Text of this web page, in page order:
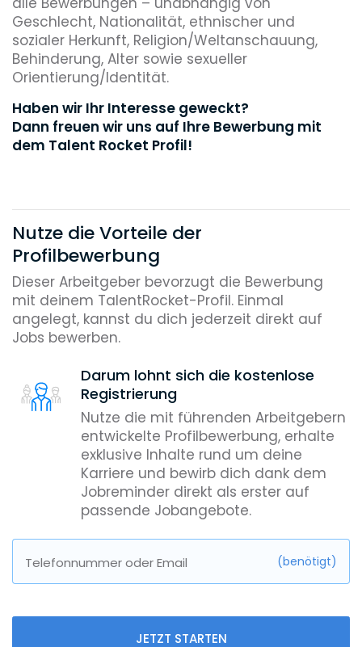
Geschlecht, Nationalität, ethnischer und
sozialer Herkunft, Religion/Weltanschauung,
Behinderung, Alter sowie sexueller
Orientierung/Identität.
Haben wir Ihr Interesse geweckt?
Dann freuen wir uns auf Ihre Bewerbung mit
dem Talent Rocket Profil!
Nutze die Vorteile der
Profilbewerbung
Dieser Arbeitgeber bevorzugt die Bewerbung
mit deinem TalentRocket-Profil. Einmal
angelegt, kannst du dich jederzeit direkt auf
Jobs bewerben.
Darum lohnt sich die kostenlose
Registrierung
Nutze die mit führenden Arbeitgebern
entwickelte Profilbewerbung, erhalte
exklusive Inhalte rund um deine
Karriere und bewirb dich dank dem
Jobreminder direkt als erster auf
passende Jobangebote.
Telefonnummer oder Email (benötigt)
JETZT STARTEN